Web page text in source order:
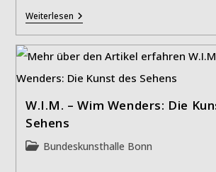
WeiterlesenCharta
Riesling
BTHVN
W.I.M. – Wim Wenders: Die
Sehens
Beitrags-
Bundeskunsthalle Bonn